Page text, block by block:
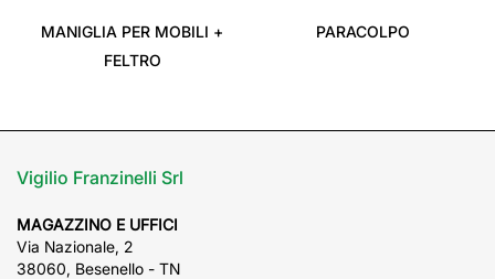
MANIGLIA PER MOBILI +
FELTRO
PARACOLPO
Vigilio Franzinelli Srl
MAGAZZINO E UFFICI
Via Nazionale, 2
38060, Besenello - TN